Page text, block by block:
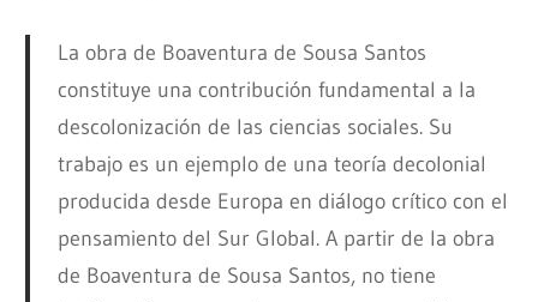
La obra de Boaventura de Sousa Santos
constituye una contribución fundamental a la
descolonización de las ciencias sociales. Su
trabajo es un ejemplo de una teoría decolonial
producida desde Europa en diálogo crítico con el
pensamiento del Sur Global. A partir de la obra
de Boaventura de Sousa Santos, no tiene